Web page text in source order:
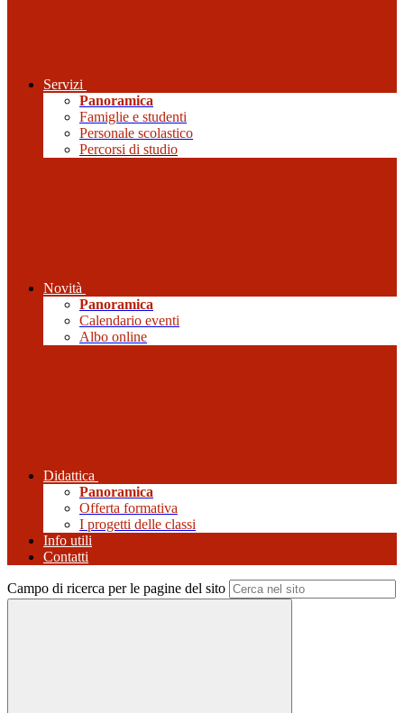
Servizi
Panoramica
Famiglie e studenti
Personale scolastico
Percorsi di studio
Novità
Panoramica
Calendario eventi
Albo online
Didattica
Panoramica
Offerta formativa
I progetti delle classi
Info utili
Contatti
Campo di ricerca per le pagine del sito